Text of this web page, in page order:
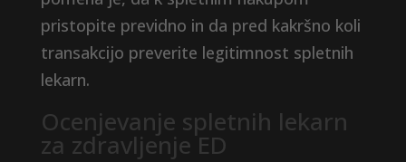
pristopite previdno in da pred kakršno koli
transakcijo preverite legitimnost spletnih
lekarn.
Ocenjevanje spletnih lekarn
za zdravljenje ED